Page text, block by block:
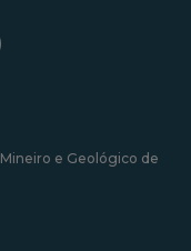
e Geológico de